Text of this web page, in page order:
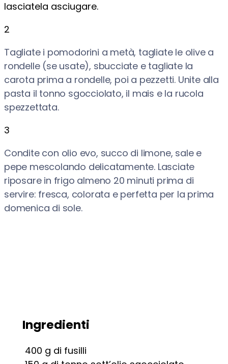
lasciatela asciugare.
2
Tagliate i pomodorini a metà, tagliate le olive a
rondelle (se usate), sbucciate e tagliate la
carota prima a rondelle, poi a pezzetti. Unite alla
pasta il tonno sgocciolato, il mais e la rucola
spezzettata.
3
Condite con olio evo, succo di limone, sale e
pepe mescolando delicatamente. Lasciate
riposare in frigo almeno 20 minuti prima di
servire: fresca, colorata e perfetta per la prima
domenica di sole.
Ingredienti
400 g di fusilli